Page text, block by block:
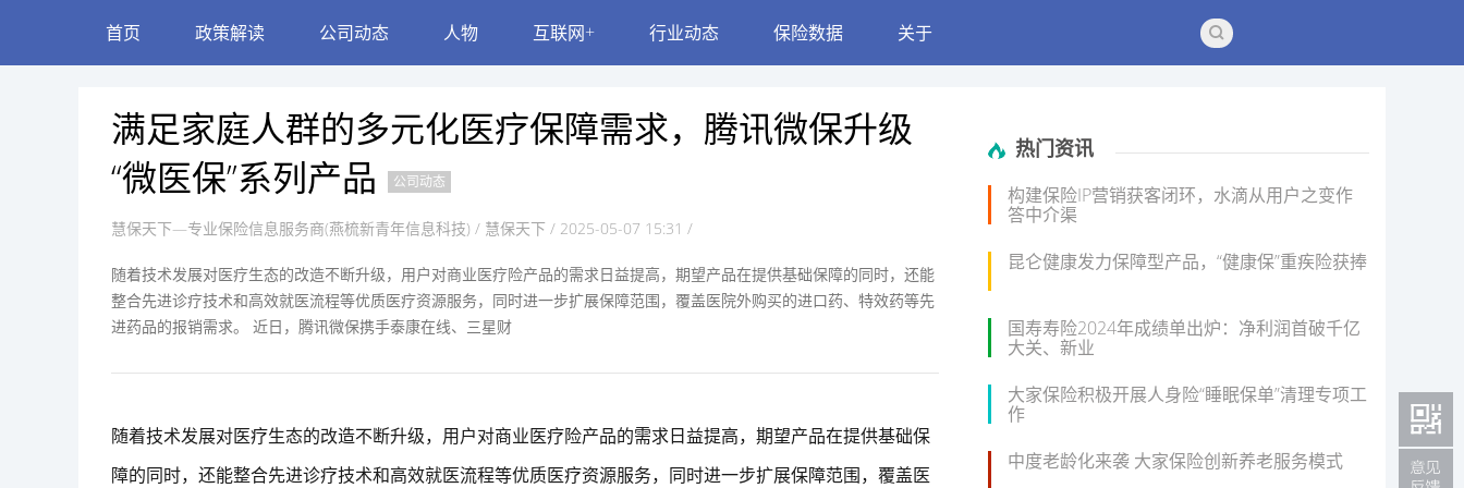
首页 政策解读 公司动态 人物 互联网+ 行业动态 保险数据 关于
满足家庭人群的多元化医疗保障需求，腾讯微保升级
“微医保”系列产品
公司动态
慧保天下—专业保险信息服务商(燕梳新青年信息科技) / 慧保天下 / 2025-05-07 15:31 /
随着技术发展对医疗生态的改造不断升级，用户对商业医疗险产品的需求日益提高，期望产品在提供基础保障的同时，还能
整合先进诊疗技术和高效就医流程等优质医疗资源服务，同时进一步扩展保障范围，覆盖医院外购买的进口药、特效药等先
进药品的报销需求。 近日，腾讯微保携手泰康在线、三星财
随着技术发展对医疗生态的改造不断升级，用户对商业医疗险产品的需求日益提高，期望产品在提供基础保
障的同时，还能整合先进诊疗技术和高效就医流程等优质医疗资源服务，同时进一步扩展保障范围，覆盖医
热门资讯
构建保险IP营销获客闭环，水滴从用户之变作
答中介渠
昆仑健康发力保障型产品，“健康保”重疾险获捧
国寿寿险2024年成绩单出炉：净利润首破千亿
大关、新业
大家保险积极开展人身险“睡眠保单”清理专项工
作
中度老龄化来袭 大家保险创新养老服务模式